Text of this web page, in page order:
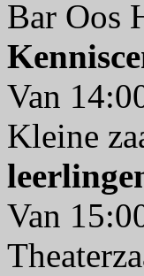
Bar Oos
Van
Kleine
Van